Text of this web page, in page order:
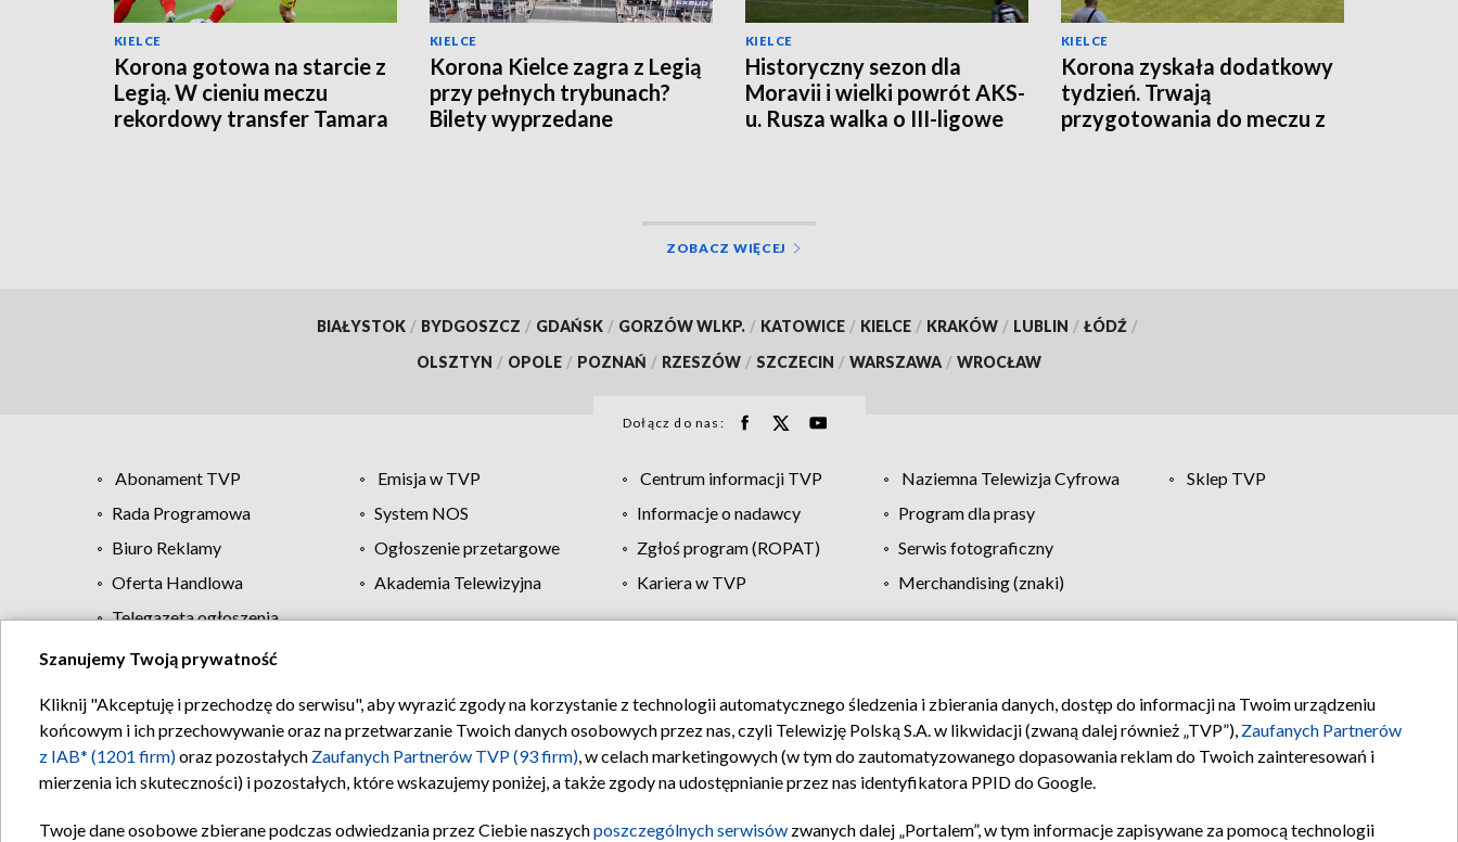
KIELCE
Korona gotowa na starcie z
Legią. W cieniu meczu
rekordowy transfer Tamara
KIELCE
Korona Kielce zagra z Legią
przy pełnych trybunach?
Bilety wyprzedane
KIELCE
Historyczny sezon dla
Moravii i wielki powrót AKS-
u. Rusza walka o III-ligowe
KIELCE
Korona zyskała dodatkowy
tydzień. Trwają
przygotowania do meczu z
ZOBACZ WIĘCEJ
BIAŁYSTOK / BYDGOSZCZ / GDAŃSK / GORZÓW WLKP. / KATOWICE / KIELCE / KRAKÓW / LUBLIN / ŁÓDŹ /
OLSZTYN / OPOLE / POZNAŃ / RZESZÓW / SZCZECIN / WARSZAWA / WROCŁAW
Dołącz do nas:
Abonament TVP Emisja w TVP Centrum informacji TVP Naziemna Telewizja Cyfrowa
Sklep TVP
Rada Programowa
System NOS Informacje o nadawcy
Program dla prasy
Biuro Reklamy
Ogłoszenie przetargowe Zgłoś program (ROPAT)
Serwis fotograficzny
Oferta Handlowa
Akademia Telewizyjna Kariera w TVP
Merchandising (znaki)
Telegazeta ogłoszenia
Regulamin TVP Polityka prywatności Moje zgody Pomoc Biuro reklamy Kontakt
Szanujemy Twoją prywatność
Kliknij "Akceptuję i przechodzę do serwisu", aby wyrazić zgody na korzystanie z technologii automatycznego śledzenia i zbierania danych, dostęp do informacji na Twoim urządzeniu
końcowym i ich przechowywanie oraz na przetwarzanie Twoich danych osobowych przez nas, czyli Telewizję Polską S.A. w likwidacji (zwaną dalej również „TVP”), Zaufanych Partnerów
z IAB* (1201 firm)oraz pozostałych Zaufanych Partnerów TVP (93 firm), w celach marketingowych (w tym do zautomatyzowanego dopasowania reklam do Twoich zainteresowań i
mierzenia ich skuteczności) i pozostałych, które wskazujemy poniżej, a także zgody na udostępnianie przez nas identyfikatora PPID do Google.
Twoje dane osobowe zbierane podczas odwiedzania przez Ciebie naszychposzczególnych serwisów zwanych dalej „Portalem”, w tym informacje zapisywane za pomocą technologii